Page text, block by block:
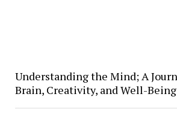
Understanding the Mind; A
Brain, Creativity, and Well-Being